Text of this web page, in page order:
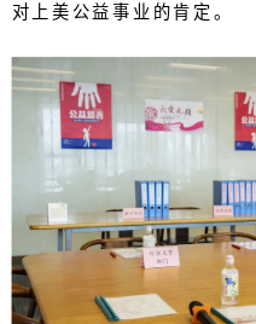
对上美公益事业的肯定。